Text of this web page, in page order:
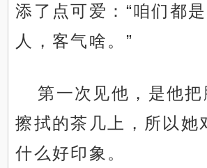
添了点可爱：“咱们都
人，客气啥。”
第一次见他，是他
擦拭的茶几上，所以她
什么好印象。